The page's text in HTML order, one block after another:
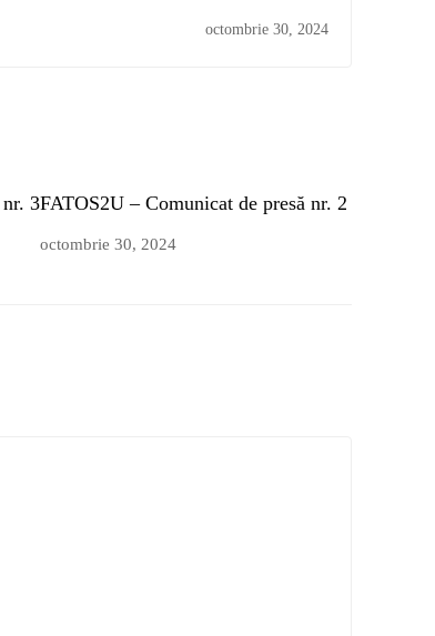
octombrie 30, 2024
3FATOS2U – Comunicat de presă nr. 2
octombrie 30, 2024